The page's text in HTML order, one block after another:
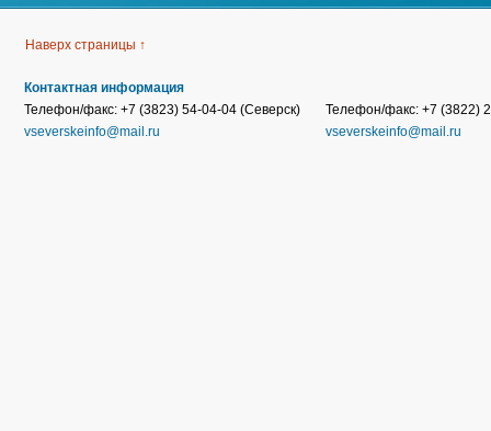
Наверх страницы ↑
Контактная информация
Телефон/факс: +7 (3823) 54-04-04 (Северск)
vseverskeinfo@mail.ru
Телефон/факс: +7 (3822)
vseverskeinfo@mail.ru